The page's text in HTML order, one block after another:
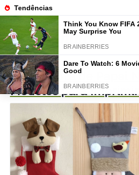
Molde Bota de Papai
Modelos para